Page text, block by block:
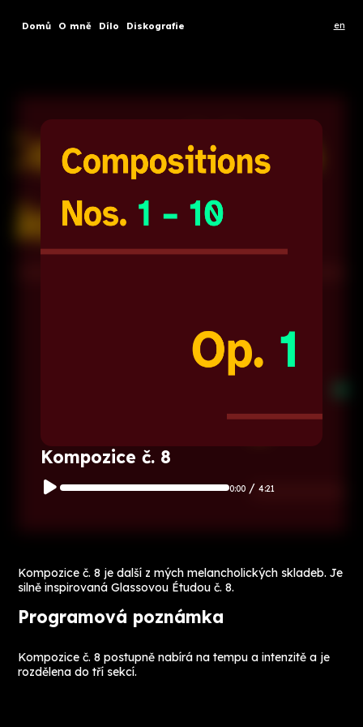
Domů O mně Dílo Diskografie en
Kompozice č. 8
0:00/ 4:21
Kompozice č. 8 je další z mých melancholických skladeb. Je
silně inspirovaná Glassovou Étudou č. 8.
Programová poznámka
Kompozice č. 8 postupně nabírá na tempu a intenzitě a je
rozdělena do tří sekcí.